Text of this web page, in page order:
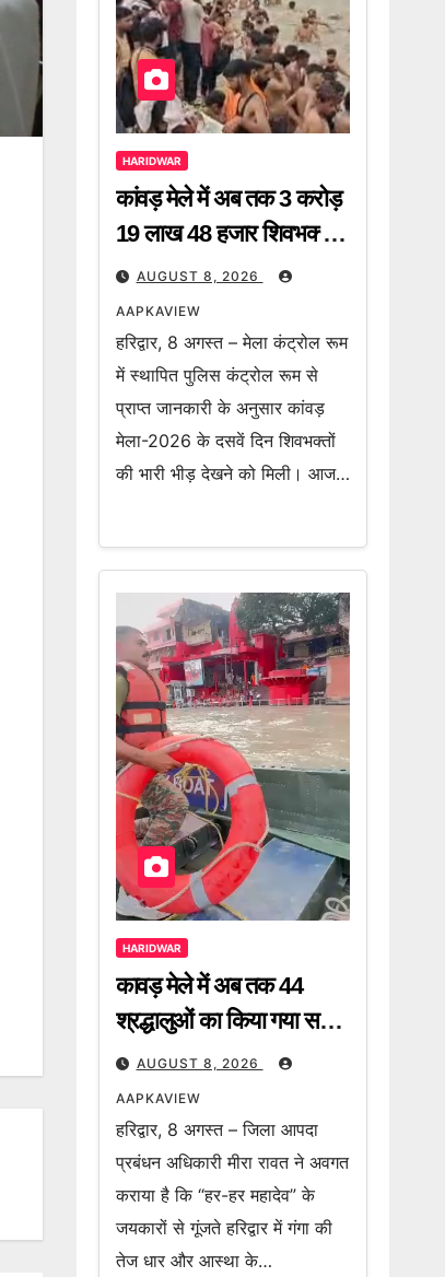
HARIDWAR
कांवड़ मेले में अब तक 3 करोड़
19 लाख 48 हजार शिवभक्त
गंगाजल लेकर हो चुके हैं रवाना
AUGUST 8, 2026
AAPKAVIEW
हरिद्वार, 8 अगस्त – मेला कंट्रोल रूम
में स्थापित पुलिस कंट्रोल रूम से
प्राप्त जानकारी के अनुसार कांवड़
मेला-2026 के दसवें दिन शिवभक्तों
की भारी भीड़ देखने को मिली। आज…
HARIDWAR
कावड़ मेले में अब तक 44
श्रद्धालुओं का किया गया सफल
रेस्क्यूAUGUST 8, 2026
AAPKAVIEW
हरिद्वार, 8 अगस्त – जिला आपदा
प्रबंधन अधिकारी मीरा रावत ने अवगत
कराया है कि “हर-हर महादेव” के
जयकारों से गूंजते हरिद्वार में गंगा की
तेज धार और आस्था के…